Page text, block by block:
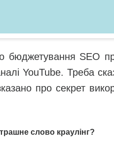
бюджетування SEO
YouTube. Треба
про секрет
слово краулінг?